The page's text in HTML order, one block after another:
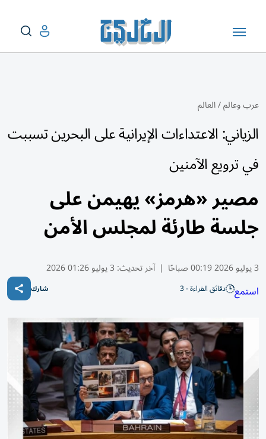
عرب وعالم/العالم
الزياني: الاعتداءات الإيرانية على البحرين تسببت
في ترويع الآمنين
مصير «هرمز» يهيمن على
جلسة طارئة لمجلس الأمن
3 يوليو 2026 00:19 صباحًا | آخر تحديث: 3 يوليو 01:26 2026
استمع دقائق القراءة - 3 شارك